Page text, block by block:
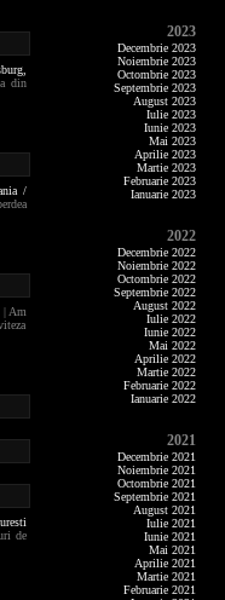
din
/
| Am
de
2023
Decembrie 2023
Noiembrie 2023
Octombrie 2023
Septembrie 2023
August 2023
Iulie 2023
Iunie 2023
Mai 2023
Aprilie 2023
Martie 2023
Februarie 2023
Ianuarie 2023
2022
Decembrie 2022
Noiembrie 2022
Octombrie 2022
Septembrie 2022
August 2022
Iulie 2022
Iunie 2022
Mai 2022
Aprilie 2022
Martie 2022
Februarie 2022
Ianuarie 2022
2021
Decembrie 2021
Noiembrie 2021
Octombrie 2021
Septembrie 2021
August 2021
Iulie 2021
Iunie 2021
Mai 2021
Aprilie 2021
Martie 2021
Februarie 2021